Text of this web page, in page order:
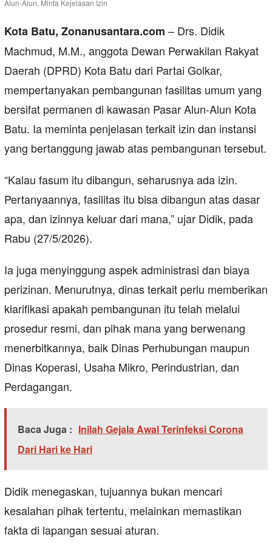
Kota Batu, Zonanusantara.com – Drs. Didik
Machmud, M.M., anggota Dewan Perwakilan Rakyat
Daerah (DPRD) Kota Batu dari Partai Golkar,
mempertanyakan pembangunan fasilitas umum yang
bersifat permanen di kawasan Pasar Alun-Alun Kota
Batu. Ia meminta penjelasan terkait izin dan instansi
yang bertanggung jawab atas pembangunan tersebut.
“Kalau fasum itu dibangun, seharusnya ada izin.
Pertanyaannya, fasilitas itu bisa dibangun atas dasar
apa, dan izinnya keluar dari mana,” ujar Didik, pada
Rabu (27/5/2026).
Ia juga menyinggung aspek administrasi dan biaya
perizinan. Menurutnya, dinas terkait perlu memberikan
klarifikasi apakah pembangunan itu telah melalui
prosedur resmi, dan pihak mana yang berwenang
menerbitkannya, baik Dinas Perhubungan maupun
Dinas Koperasi, Usaha Mikro, Perindustrian, dan
Perdagangan.
Baca Juga : Inilah Gejala Awal Terinfeksi Corona
Dari Hari ke Hari
Didik menegaskan, tujuannya bukan mencari
kesalahan pihak tertentu, melainkan memastikan
fakta di lapangan sesuai aturan.